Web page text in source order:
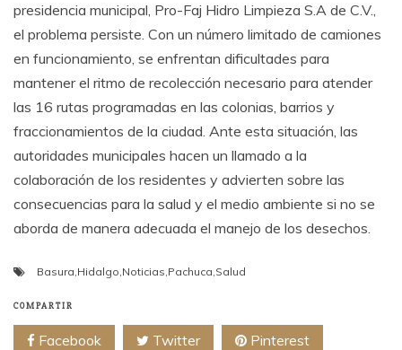
presidencia municipal, Pro-Faj Hidro Limpieza S.A de C.V.,
el problema persiste. Con un número limitado de camiones
en funcionamiento, se enfrentan dificultades para
mantener el ritmo de recolección necesario para atender
las 16 rutas programadas en las colonias, barrios y
fraccionamientos de la ciudad. Ante esta situación, las
autoridades municipales hacen un llamado a la
colaboración de los residentes y advierten sobre las
consecuencias para la salud y el medio ambiente si no se
aborda de manera adecuada el manejo de los desechos.
Basura,Hidalgo,Noticias,Pachuca,Salud
COMPARTIR
Facebook Twitter Pinterest